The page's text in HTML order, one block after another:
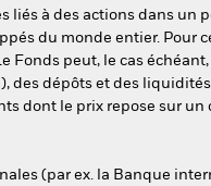
liés à des actions dans un
du monde entier. Pour
Fonds peut, le cas
des dépôts et des
dont le prix repose sur un
(par ex. la Banque